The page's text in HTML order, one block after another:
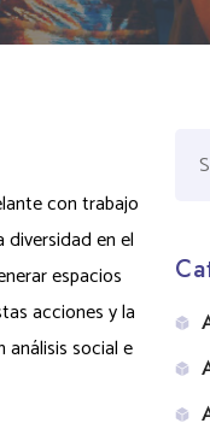
con trabajo
en el
espacios
acciones y la
análisis social e